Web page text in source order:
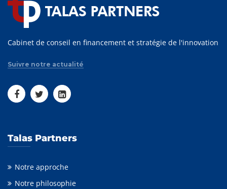
Cabinet de conseil en financement et stratégie de l'innovation
Suivre notre actualité
Talas Partners
Notre approche
Notre philosophie